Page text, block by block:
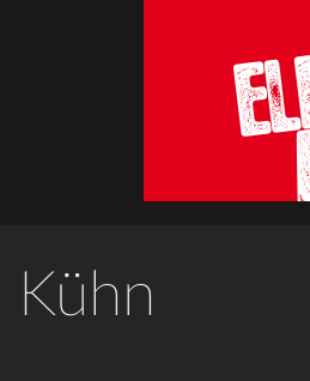
Kühn